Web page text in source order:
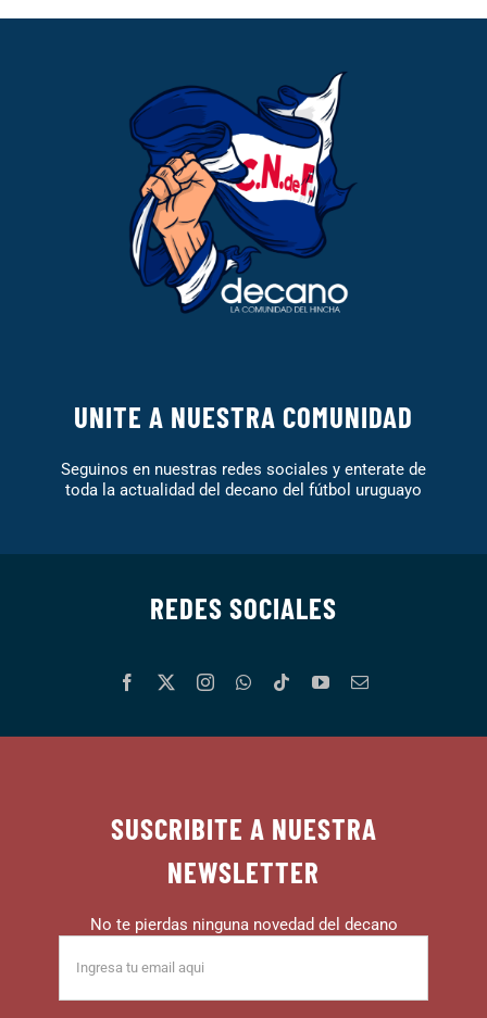
UNITE A NUESTRA COMUNIDAD
Seguinos en nuestras redes sociales y enterate de
toda la actualidad del decano del fútbol uruguayo
REDES SOCIALES
SUSCRIBITE A NUESTRA
NEWSLETTER
No te pierdas ninguna novedad del decano